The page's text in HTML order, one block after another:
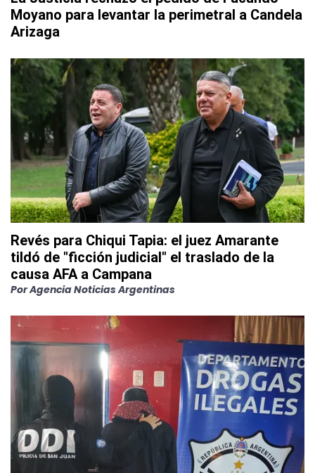
Moyano para levantar la perimetral a Candela
Arizaga
Revés para Chiqui Tapia: el juez Amarante
tildó de "ficción judicial" el traslado de la
causa AFA a Campana
PorAgencia Noticias Argentinas